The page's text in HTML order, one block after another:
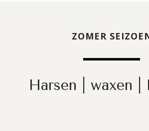
ZOMER
Harsen | waxen |